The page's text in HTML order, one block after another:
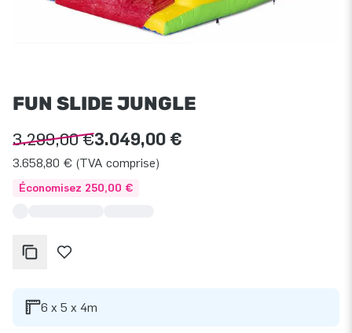
FUN SLIDE JUNGLE
3.299,00 €3.049,00 €
3.658,80 € (TVA comprise)
Économisez 250,00 €
6 x 5 x 4m